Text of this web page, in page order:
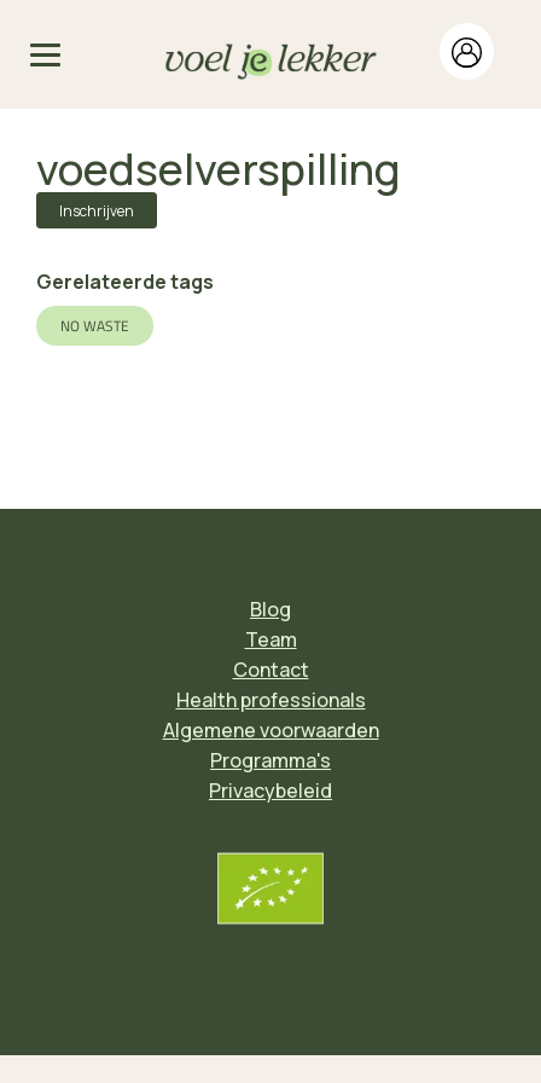
voedselverspilling
Inschrijven
Gerelateerde tags
NO WASTE
Blog
Team
Contact
Health professionals
Algemene voorwaarden
Programma's
Privacybeleid